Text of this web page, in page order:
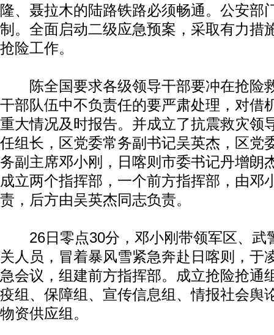
隆、聂拉木的陆路铁路必须畅通。公安部
制。全面启动二级应急预案，采取有力措
抢险工作。
陈全国要求各级领导干部要冲在抢险
干部队伍中不负责任的要严肃处理，对借
重大情况及时报告。并成立了抗震救灾领
任组长，区党委常务副书记吴英杰，区党
务副主席邓小刚，日喀则市委书记丹增朗
成立两个指挥部，一个前方指挥部，由邓
责，后方由吴英杰同志负责。
26日零点30分，邓小刚带领军区、武
关人员，冒着暴风雪紧急奔赴日喀则，于
急会议，组建前方指挥部。成立抢险抢通
疫组、保障组、宣传信息组、情报社会舆
物资供应组。
动物系恋人啊 | 钟欣潼体验爱情哲学 南